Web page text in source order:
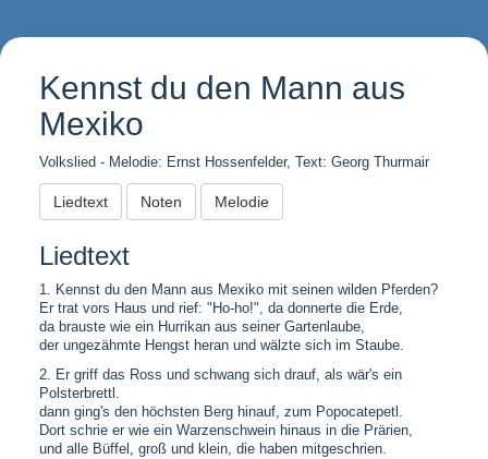
Kennst du den Mann aus
Mexiko
Volkslied - Melodie: Ernst Hossenfelder, Text: Georg Thurmair
Liedtext Noten Melodie
Liedtext
1. Kennst du den Mann aus Mexiko mit seinen wilden Pferden?
Er trat vors Haus und rief: "Ho-ho!", da donnerte die Erde,
da brauste wie ein Hurrikan aus seiner Gartenlaube,
der ungezähmte Hengst heran und wälzte sich im Staube.
2. Er griff das Ross und schwang sich drauf, als wär's ein
Polsterbrettl.
dann ging's den höchsten Berg hinauf, zum Popocatepetl.
Dort schrie er wie ein Warzenschwein hinaus in die Prärien,
und alle Büffel, groß und klein, die haben mitgeschrien.